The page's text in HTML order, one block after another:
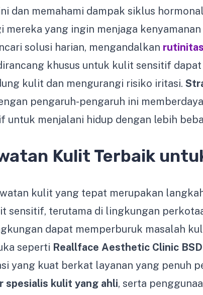
dan memahami dampak siklus
yang ingin menjaga
solusi harian, mengandalkan
khusus untuk kulit sensitif
kulit dan mengurangi risiko iritasi.
pengaruh-pengaruh ini
untuk menjalani hidup dengan lebih
Kulit Terbaik
kulit yang tepat merupakan
sensitif, terutama di lingkungan
dapat memperburuk masalah
seperti Reallface Aesthetic Clinic BSD
yang kuat berkat layanan yang penuh
spesialis kulit yang ahli, serta